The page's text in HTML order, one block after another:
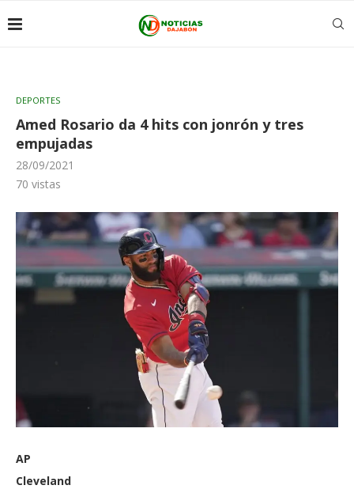
DEPORTES
Amed Rosario da 4 hits con jonrón y tres
empujadas
28/09/2021
70 vistas
AP
Cleveland